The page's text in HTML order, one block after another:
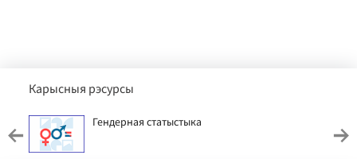
Карысныя рэсурсы
Гендерная статыстыка